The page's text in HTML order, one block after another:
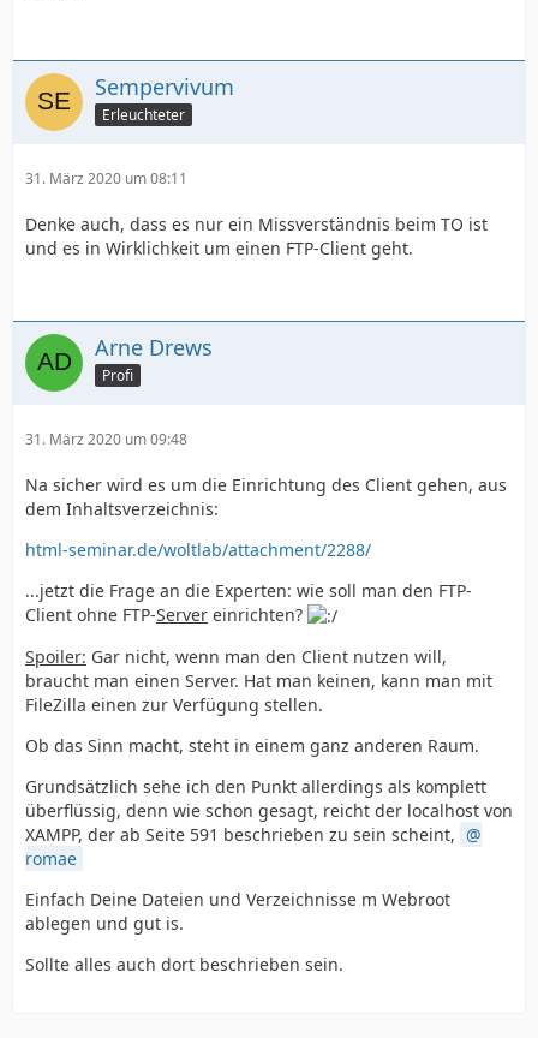
Sempervivum
Erleuchteter
31. März 2020 um 08:11
Denke auch, dass es nur ein Missverständnis beim TO ist
und es in Wirklichkeit um einen FTP-Client geht.
Arne Drews
Profi
31. März 2020 um 09:48
Na sicher wird es um die Einrichtung des Client gehen, aus
dem Inhaltsverzeichnis:
html-seminar.de/woltlab/attachment/2288/
...jetzt die Frage an die Experten: wie soll man den FTP-
Client ohne FTP-Server einrichten?
Spoiler: Gar nicht, wenn man den Client nutzen will,
braucht man einen Server. Hat man keinen, kann man mit
FileZilla einen zur Verfügung stellen.
Ob das Sinn macht, steht in einem ganz anderen Raum.
Grundsätzlich sehe ich den Punkt allerdings als komplett
überflüssig, denn wie schon gesagt, reicht der localhost von
XAMPP, der ab Seite 591 beschrieben zu sein scheint,
romae
Einfach Deine Dateien und Verzeichnisse m Webroot
ablegen und gut is.
Sollte alles auch dort beschrieben sein.